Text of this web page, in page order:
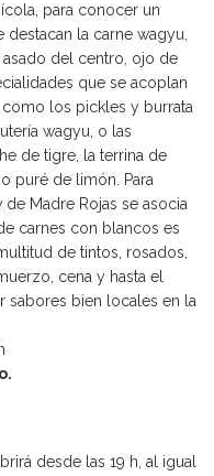
para conocer un
la carne wagyu,
del centro, ojo de
que se acoplan
como los pickles y burrata
wagyu, o las
de tigre, la terrina de
puré de limón. Para
Madre Rojas se asocia
carnes con blancos es
de tintos, rosados,
cena y hasta el
sabores bien locales en la
desde las 19 h, al igual